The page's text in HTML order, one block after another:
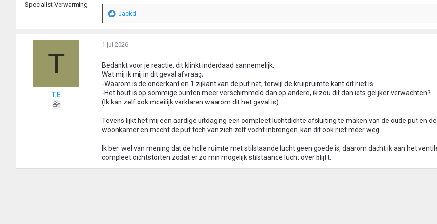
Specialist Verwarming
W
a
r
r
i
n
g
e
:
Jackd
T
T.E
1 jul 2026
Bedankt voor je reactie, dit klinkt inderdaad aannemelijk.
Wat mij ik mij in dit geval afvraag;
-Waarom is de onderkant en 1 zijkant van de put nat, terwijl de kruipruimte kant dit niet is.
-Het hout is op sommige punten meer verschimmeld dan op andere, ik zou dit dan iets gelijker verwachten?
(Ik kan zelf ook moeilijk verklaren waarom dit het geval is)
Tevens lijkt het mij een aardige uitdaging een compleet luchtdichte afsluiting te maken van de oude put en de
woonkamer en mocht de put toch van zich zelf vocht inbrengen, kan dit ook niet meer weg.
Ik ben wel van mening dat de holle ruimte met stilstaande lucht geen goede is, daarom dacht ik aan het
compleet dichtstorten zodat er zo min mogelijk stilstaande lucht over blijft.